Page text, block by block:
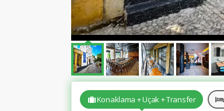
Konaklama + Uçak + Transfer